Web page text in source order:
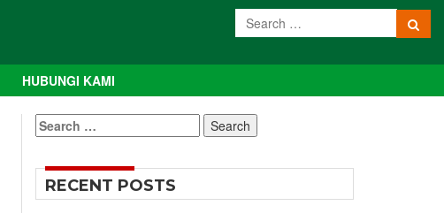
HUBUNGI KAMI
Search
for:
RECENT POSTS